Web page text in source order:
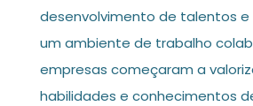
desenvolvimento de talentos e
um ambiente de trabalho
empresas começaram a
habilidades e conhecimentos